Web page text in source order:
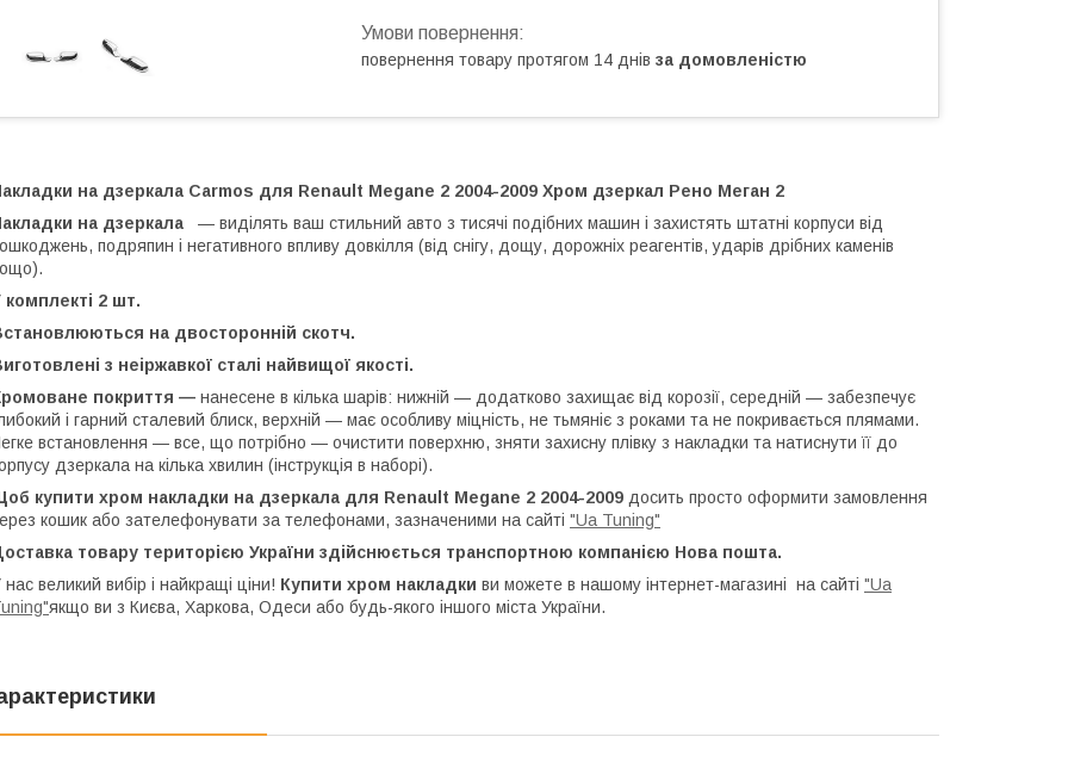
повернення товару протягом 14 днів за домовленістю
на дзеркала Carmos для Renault Megane 2 2004-2009 Хром дзеркал Рено Меган 2
на дзеркала — виділять ваш стильний авто з тисячі подібних машин і захистять штатні корпуси від
подряпин і негативного впливу довкілля (від снігу, дощу, дорожніх реагентів, ударів дрібних каменів
комплекті 2 шт.
на двосторонній скотч.
з неіржавкої сталі найвищої якості.
покриття — нанесене в кілька шарів: нижній — додатково захищає від корозії, середній — забезпечує
і гарний сталевий блиск, верхній — має особливу міцність, не тьмяніє з роками та не покривається плямами.
встановлення — все, що потрібно — очистити поверхню, зняти захисну плівку з накладки та натиснути її до
дзеркала на кілька хвилин (інструкція в наборі).
купити хром накладки на дзеркала для Renault Megane 2 2004-2009 досить просто оформити замовлення
кошик або зателефонувати за телефонами, зазначеними на сайті "Ua Tuning"
товару територією України здійснюється транспортною компанією Нова пошта.
нас великий вибір і найкращі ціни! Купити хром накладки ви можете в нашому інтернет-магазині на сайті "Ua
якщо ви з Києва, Харкова, Одеси або будь-якого іншого міста України.